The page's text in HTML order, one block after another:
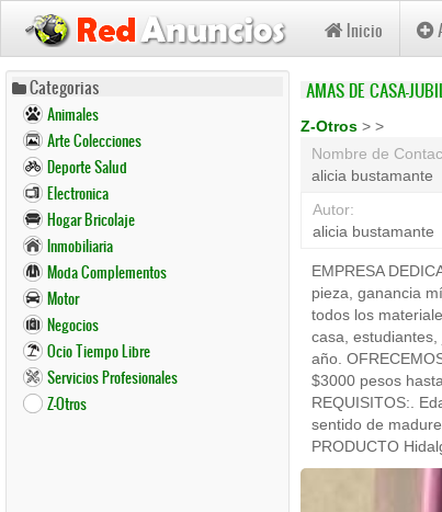
Pasar
contenido
principal
Inicio
Categorias
Animales
Arte Colecciones
Deporte Salud
Electronica
Hogar Bricolaje
Inmobiliaria
Moda Complementos
Motor
Negocios
Ocio Tiempo Libre
Servicios Profesionales
Z-Otros
AMAS DE CASA-
Z-Otros > >
Nombre de
alicia bustamante
Autor:
alicia bustamante
EMPRESA
pieza, ganancia
todos los
casa,
año.
$3000 pesos
REQUISITOS:.
sentido de
PRODUCTO